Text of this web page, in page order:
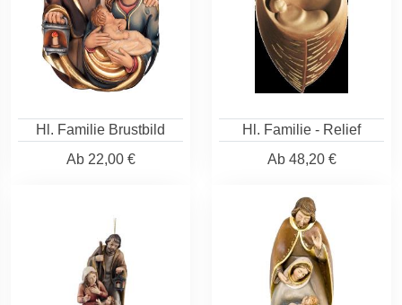
Hl. Familie Brustbild
Ab22,00 €
Hl. Familie - Relief
Ab48,20 €